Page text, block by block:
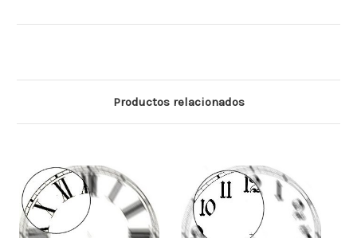
Productos relacionados